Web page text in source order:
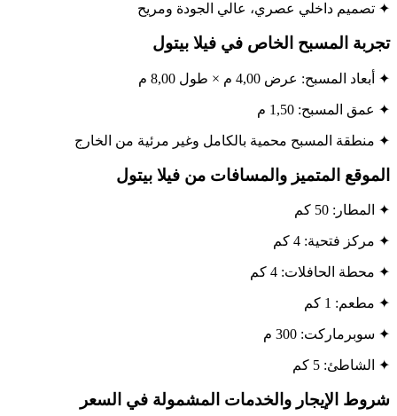
✦ تصميم داخلي عصري، عالي الجودة ومريح
تجربة المسبح الخاص في فيلا بيتول
✦ أبعاد المسبح: عرض 4,00 م × طول 8,00 م
✦ عمق المسبح: 1,50 م
✦ منطقة المسبح محمية بالكامل وغير مرئية من الخارج
الموقع المتميز والمسافات من فيلا بيتول
✦ المطار: 50 كم
✦ مركز فتحية: 4 كم
✦ محطة الحافلات: 4 كم
✦ مطعم: 1 كم
✦ سوبرماركت: 300 م
✦ الشاطئ: 5 كم
شروط الإيجار والخدمات المشمولة في السعر